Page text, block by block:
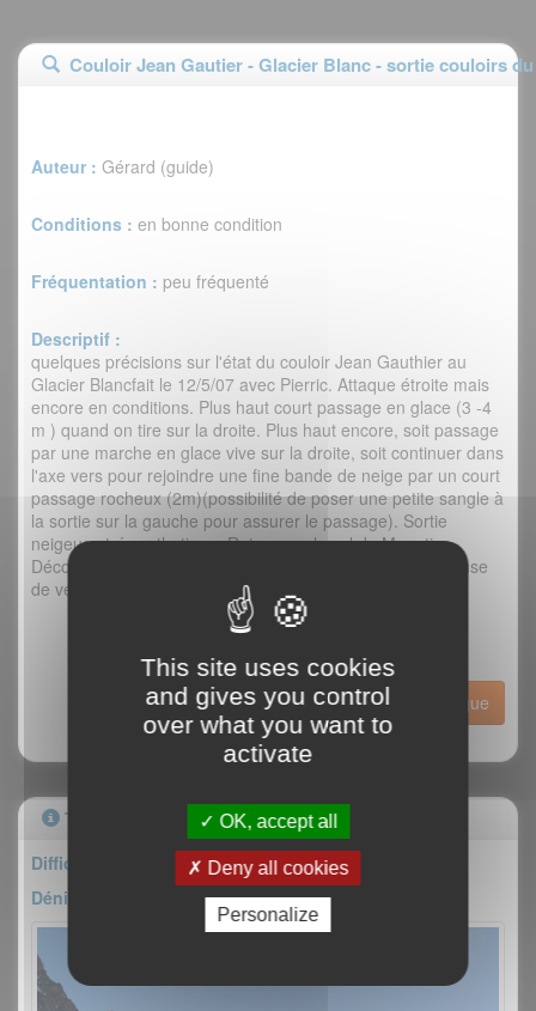
Couloir Jean Gautier - Glacier Blanc - sortie couloirs du
Auteur : Gérard (guide)
Conditions : en bonne condition
Fréquentation : peu fréquenté
Descriptif :
quelques précisions sur l'état du couloir Jean Gauthier au
Glacier Blancfait le 12/5/07 avec Pierric. Attaque étroite mais
encore en conditions. Plus haut court passage en glace (3 -4
m ) quand on tire sur la droite. Plus haut encore, soit passage
par une marche en glace vive sur la droite, soit continuer dans
l'axe vers pour rejoindre une fine bande de neige par un court
passage rocheux (2m)(possibilité de poser une petite sangle à
la sortie sur la gauche pour assurer le passage). Sortie
neigeuse trés esthetique. Retour par le col du Monetier.
Décollage en parapentes du bout de la morraine pour cause
de vent fort .
Historique
Topo
Difficulté : AD-
Dénivelé : 200m
This site uses cookies
and gives you control
over what you want to
activate
OK, accept all
Deny all cookies
Personalize